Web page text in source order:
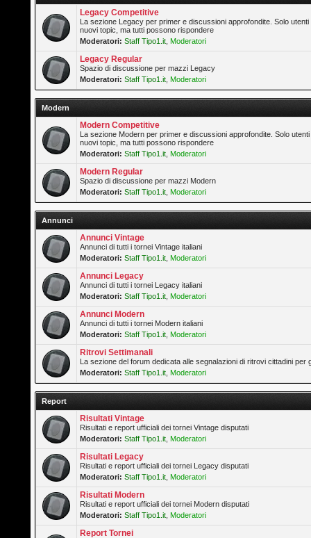
Legacy Competitive
La sezione Legacy per primer e discussioni approfondite. Solo
nuovi topic, ma tutti possono rispondere
Moderatori: Staff Tipo1.it Moderatori
Legacy Regular
Spazio di discussione per mazzi Legacy
Moderatori: Staff Tipo1.it Moderatori
Modern
Modern Competitive
La sezione Modern per primer e discussioni approfondite. Solo
nuovi topic, ma tutti possono rispondere
Moderatori: Staff Tipo1.it Moderatori
Modern Regular
Spazio di discussione per mazzi Modern
Moderatori: Staff Tipo1.it Moderatori
Annunci
Annunci Vintage
Annunci di tutti i tornei Vintage italiani
Moderatori: Staff Tipo1.it Moderatori
Annunci Legacy
Annunci di tutti i tornei Legacy italiani
Moderatori: Staff Tipo1.it Moderatori
Annunci Modern
Annunci di tutti i tornei Modern italiani
Moderatori: Staff Tipo1.it Moderatori
Ritrovi Settimanali
La sezione del forum dedicata alle segnalazioni di ritrovi cittadini per
Moderatori: Staff Tipo1.it Moderatori
Report
Risultati Vintage
Risultati e report ufficiali dei tornei Vintage disputati
Moderatori: Staff Tipo1.it Moderatori
Risultati Legacy
Risultati e report ufficiali dei tornei Legacy disputati
Moderatori: Staff Tipo1.it Moderatori
Risultati Modern
Risultati e report ufficiali dei tornei Modern disputati
Moderatori: Staff Tipo1.it Moderatori
Report Tornei